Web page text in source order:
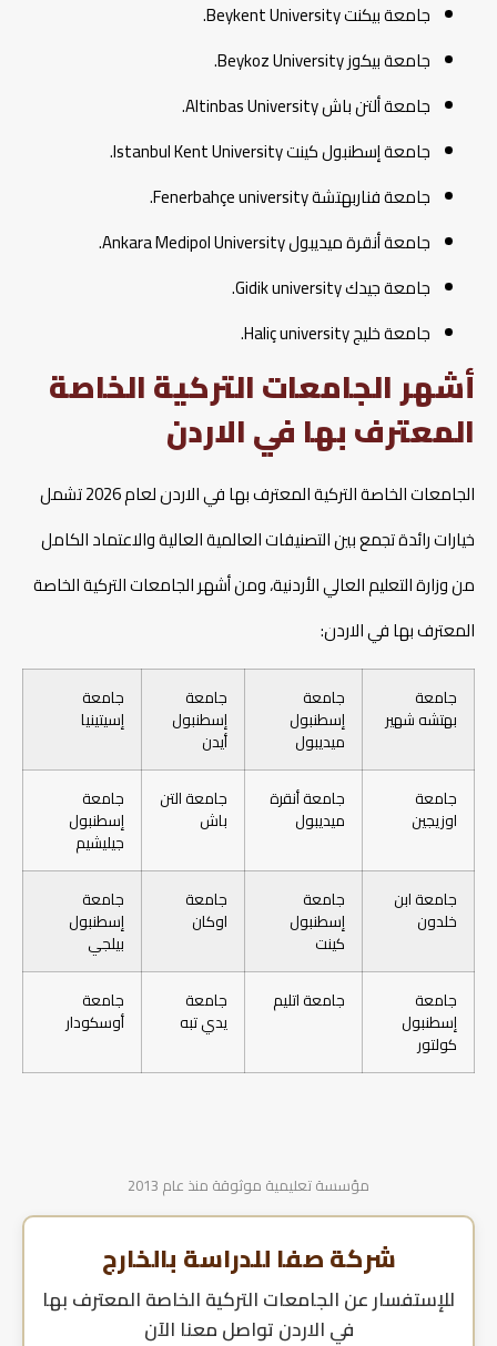
جامعة بيكنت Beykent University.
جامعة بيكوز Beykoz University.
جامعة ألتن باش Altinbas University.
جامعة إسطنبول كينت Istanbul Kent University.
جامعة فناربهتشة Fenerbahçe university.
جامعة أنقرة ميديبول Ankara Medipol University.
جامعة جيدك Gidik university.
جامعة خليج Haliç university.
أشهر الجامعات التركية الخاصة
المعترف بها في الاردن
الجامعات الخاصة التركية المعترف بها في الاردن لعام 2026 تشمل
خيارات رائدة تجمع بين التصنيفات العالمية العالية والاعتماد الكامل
من وزارة التعليم العالي الأردنية، ومن أشهر الجامعات التركية الخاصة
المعترف بها في الاردن:
جامعة
بهتشه شهير
جامعة
إسطنبول
ميديبول
جامعة
إسطنبول
أيدن
جامعة
إسيتينيا
جامعة
اوزيجين
جامعة أنقرة
ميديبول
جامعة التن
باش
جامعة
إسطنبول
جيليشيم
جامعة ابن
خلدون
جامعة
إسطنبول
كينت
جامعة
اوكان
جامعة
إسطنبول
بيلجي
جامعة
إسطنبول
كولتور
جامعة اتليم جامعة
يدي تبه
جامعة
أوسكودار
مؤسسة تعليمية موثوقة منذ عام 2013
شركة صفا للدراسة بالخارج
للإستفسار عنالجامعات التركية الخاصة المعترف بها
في الاردن تواصل معنا الآن